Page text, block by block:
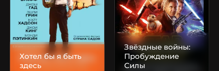
Хотел бы я быть
здесь
Звёздные войны:
Пробуждение
Силы